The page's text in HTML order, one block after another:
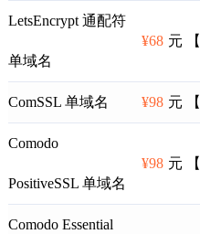
LetsEncrypt 通配符
单域名
¥68 元 【
ComSSL 单域名 ¥98 元 【
Comodo
PositiveSSL 单域名
¥98 元 【
Comodo Essential